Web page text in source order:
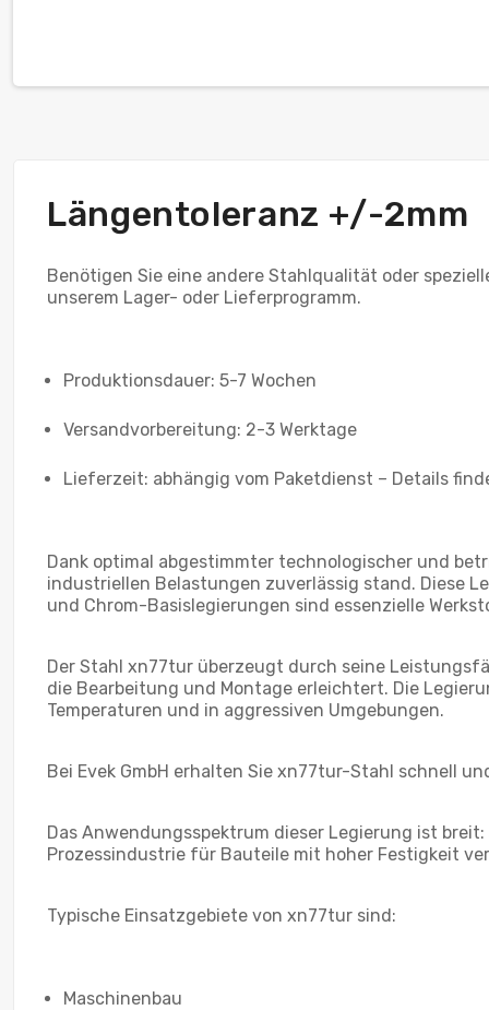
Längentoleranz +/-2mm
Benötigen Sie eine andere Stahlqualität oder
unserem Lager- oder Lieferprogramm.
Produktionsdauer: 5-7 Wochen
Versandvorbereitung: 2-3 Werktage
Lieferzeit: abhängig vom Paketdienst – Details
Dank optimal abgestimmter technologischer und
industriellen Belastungen zuverlässig stand. Diese
und Chrom-Basislegierungen sind essenzielle
Der Stahl xn77tur überzeugt durch seine
die Bearbeitung und Montage erleichtert. Die
Temperaturen und in aggressiven Umgebungen.
Bei Evek GmbH erhalten Sie xn77tur-Stahl schnell
Das Anwendungsspektrum dieser Legierung ist
Prozessindustrie für Bauteile mit hoher Festigkeit
Typische Einsatzgebiete von xn77tur sind:
Maschinenbau